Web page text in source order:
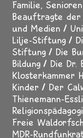
Familie,
Beauftragte
und Medien
Lilje-Stiftung
Stiftung
Die
Bildung
Die Dr.
Klosterkammer
Kinder
Der
Thienemann-
Freie
MDR-